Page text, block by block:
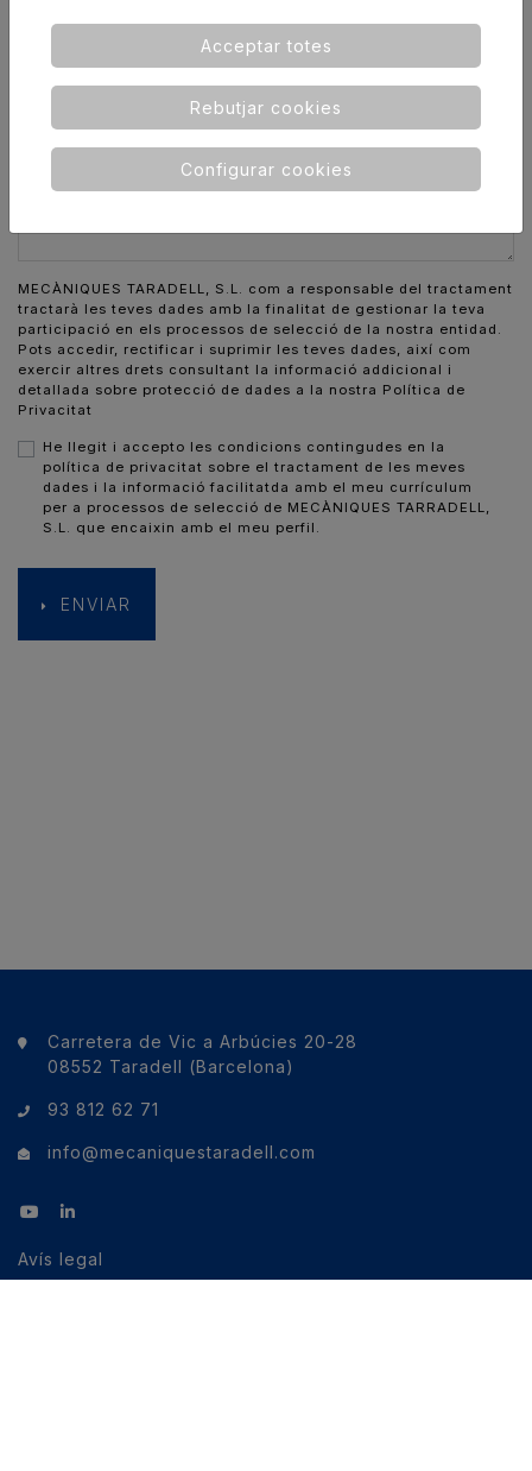
MECÀNIQUES TARADELL, S.L. com a responsable del tractament
tractarà les teves dades amb la finalitat de gestionar la teva
participació en els processos de selecció de la nostra entidad.
Pots accedir, rectificar i suprimir les teves dades, així com
exercir altres drets consultant la informació addicional i
detallada sobre protecció de dades a la nostra Política de
Privacitat
He llegit i accepto les condicions contingudes en la
política de privacitat sobre el tractament de les meves
dades i la informació facilitatda amb el meu currículum
per a processos de selecció de MECÀNIQUES TARRADELL,
S.L. que encaixin amb el meu perfil.
ENVIAR
Carretera de Vic a Arbúcies 20-28
08552 Taradell (Barcelona)
93 812 62 71
info@mecaniquestaradell.com
Avís legal
Acceptar totes
Rebutjar cookies
Configurar cookies